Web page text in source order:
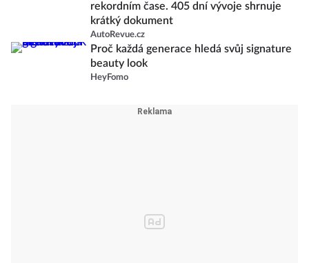
rekordním čase. 405 dní vývoje shrnuje
krátký dokument
AutoRevue.cz
Proč každá generace hledá svůj signature
beauty look
HeyFomo